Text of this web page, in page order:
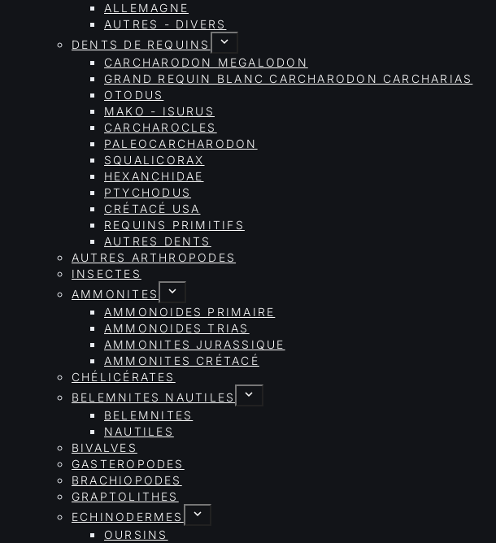
ALLEMAGNE
AUTRES - DIVERS
DENTS DE REQUINS
CARCHARODON MEGALODON
GRAND REQUIN BLANC CARCHARODON CARCHARIAS
OTODUS
MAKO - ISURUS
CARCHAROCLES
PALEOCARCHARODON
SQUALICORAX
HEXANCHIDAE
PTYCHODUS
CRÉTACÉ USA
REQUINS PRIMITIFS
AUTRES DENTS
AUTRES ARTHROPODES
INSECTES
AMMONITES
AMMONOIDES PRIMAIRE
AMMONOIDES TRIAS
AMMONITES JURASSIQUE
AMMONITES CRÉTACÉ
CHÉLICÉRATES
BELEMNITES NAUTILES
BELEMNITES
NAUTILES
BIVALVES
GASTEROPODES
BRACHIOPODES
GRAPTOLITHES
ECHINODERMES
OURSINS